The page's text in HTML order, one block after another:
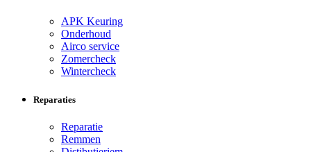
APK Keuring
Onderhoud
Airco service
Zomercheck
Wintercheck
Reparaties
Reparatie
Remmen